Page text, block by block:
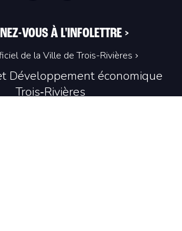
Développement économique
Trois‑Rivières
VOUS À L'INFOLETTRE >
de la Ville de Trois-Rivières